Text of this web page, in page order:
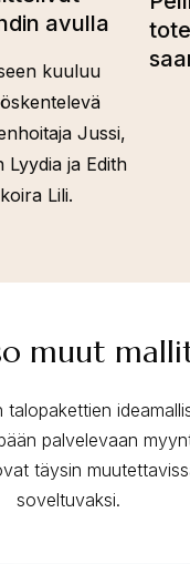
avulla
kuuluu
Jussi,
Lyydia ja Edith
Lili.
muut
talopakettien
palvelevaan
täysin
soveltuvaksi.